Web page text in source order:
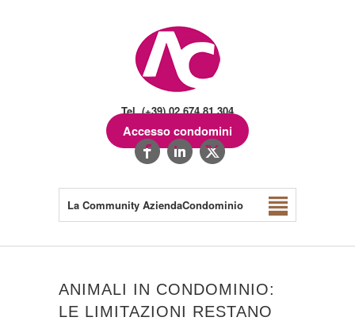
Tel. (+39) 02.674.81.304
Accesso condomini
La Community AziendaCondominio
ANIMALI IN CONDOMINIO:
LE LIMITAZIONI RESTANO